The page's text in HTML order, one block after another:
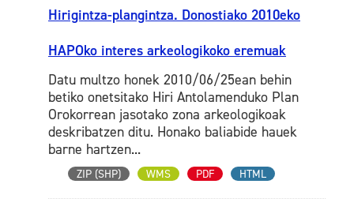
Hirigintza-plangintza. Donostiako 2010eko
HAPOko interes arkeologikoko eremuak
Datu multzo honek 2010/06/25ean behin
betiko onetsitako Hiri Antolamenduko Plan
Orokorrean jasotako zona arkeologikoak
deskribatzen ditu. Honako baliabide hauek
barne hartzen...
ZIP (SHP) WMS PDF HTML